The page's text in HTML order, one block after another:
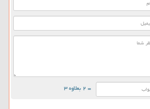
= ۲ بعلاوه ۳